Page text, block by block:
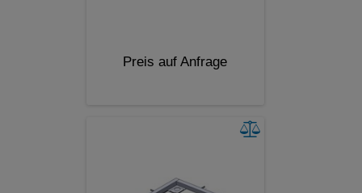
Preis auf Anfrage